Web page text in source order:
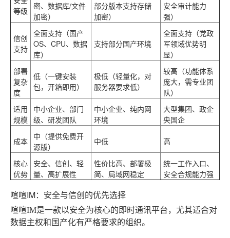
等级 密、数据库/文件
加密）
部分版本支持存储
加密）
安全审计能力
强）
信创
支持
全面支持（国产
OS、CPU、数据
库）
支持部分国产环境
全面支持（党政
军领域优势明
显）
部署
复杂
度
低（一键安装
包，开箱即用）
极低（轻量化，对
服务器要求低）
较高（功能体系
庞大，需专业团
队）
适用
规模
中小企业、部门
级、研发团队
中小企业、纯内网
环境
大型集团、政企
央国企
成本 中（提供免费开
源版）
中低 高
核心
优势
安全、信创、轻
量、高扩展性
性价比高、部署极
简、局域网稳定
统一工作入口、
安全合规能力强
喧喧IM：安全与信创的优先选择
喧喧IM是一款以安全为核心的即时通讯平台，尤其适合对
数据主权和国产化有严格要求的组织。